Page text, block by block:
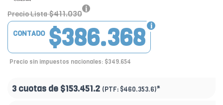
Precio Lista $411.030
$386.368
CONTADO
Precio sin impuestos nacionales: $349.654
3 cuotas de $153.451.2 (PTF: $460.353.6)*